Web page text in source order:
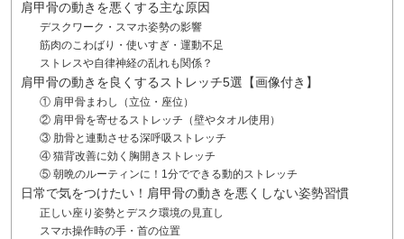
肩甲骨の動きを悪くする主な原因
デスクワーク・スマホ姿勢の影響
筋肉のこわばり・使いすぎ・運動不足
ストレスや自律神経の乱れも関係？
肩甲骨の動きを良くするストレッチ5選【画像付き】
① 肩甲骨まわし（立位・座位）
② 肩甲骨を寄せるストレッチ（壁やタオル使用）
③ 肋骨と連動させる深呼吸ストレッチ
④ 猫背改善に効く胸開きストレッチ
⑤ 朝晩のルーティンに！1分でできる動的ストレッチ
日常で気をつけたい！肩甲骨の動きを悪くしない姿勢習慣
正しい座り姿勢とデスク環境の見直し
スマホ操作時の手・首の位置